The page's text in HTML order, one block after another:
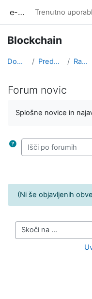
e-učilnica UP FAMNIT Trenutno
Blockchain
Domov Predmeti Razno
Forum novic
Splošne novice in
Išči po forumih
(Ni še objavljenih
Skoči na ...